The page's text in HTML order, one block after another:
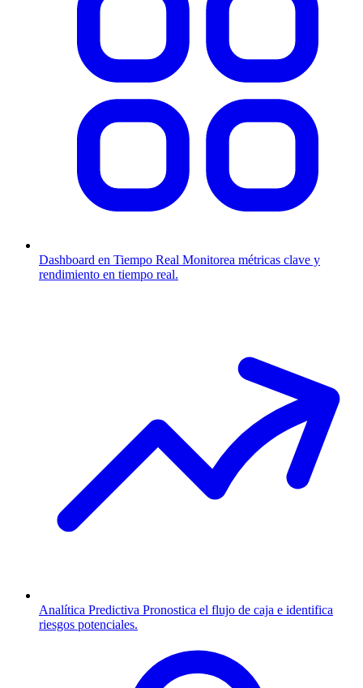
Dashboard en Tiempo Real Monitorea métricas clave y
rendimiento en tiempo real.
Analítica Predictiva Pronostica el flujo de caja e identifica
riesgos potenciales.